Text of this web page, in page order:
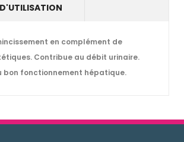
en complément de
Contribue au débit urinaire.
bon fonctionnement hépatique.